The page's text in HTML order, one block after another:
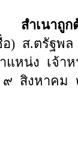
สำเนาถูก
อ) ส.ตรัฐพล
แหน่ง เจ้า
๙ สิงหาคม